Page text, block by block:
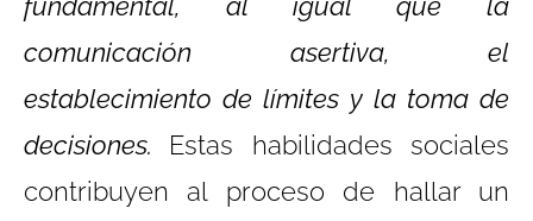
comunicación asertiva, el
establecimiento de límites y la toma de
decisiones. Estas habilidades sociales
contribuyen al proceso de hallar un